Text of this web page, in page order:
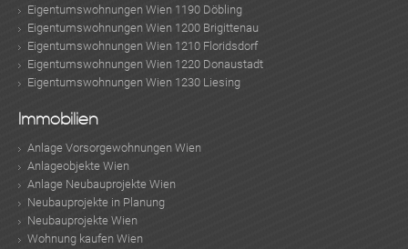
Eigentumswohnungen Wien 1190 Döbling
Eigentumswohnungen Wien 1200 Brigittenau
Eigentumswohnungen Wien 1210 Floridsdorf
Eigentumswohnungen Wien 1220 Donaustadt
Eigentumswohnungen Wien 1230 Liesing
Immobilien
Anlage Vorsorgewohnungen Wien
Anlageobjekte Wien
Anlage Neubauprojekte Wien
Neubauprojekte in Planung
Neubauprojekte Wien
Wohnung kaufen Wien